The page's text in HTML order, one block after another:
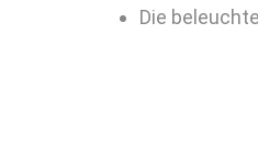
Die